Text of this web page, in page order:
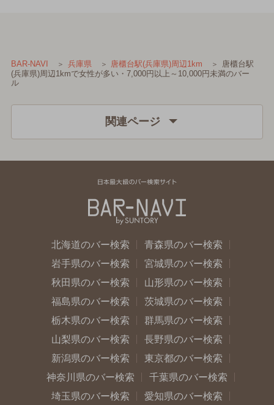
BAR-NAVI 兵庫県 唐櫃台駅(兵庫県)周辺1km
唐櫃台駅
(兵庫県)周辺1kmで女性が多い・7,000円以上～10,000円未満のバー
ル
関連ページ
北海道のバー検索
青森県のバー検索
岩手県のバー検索
宮城県のバー検索
秋田県のバー検索
山形県のバー検索
福島県のバー検索
茨城県のバー検索
栃木県のバー検索
群馬県のバー検索
山梨県のバー検索
長野県のバー検索
新潟県のバー検索
東京都のバー検索
神奈川県のバー検索
千葉県のバー検索
埼玉県のバー検索
愛知県のバー検索